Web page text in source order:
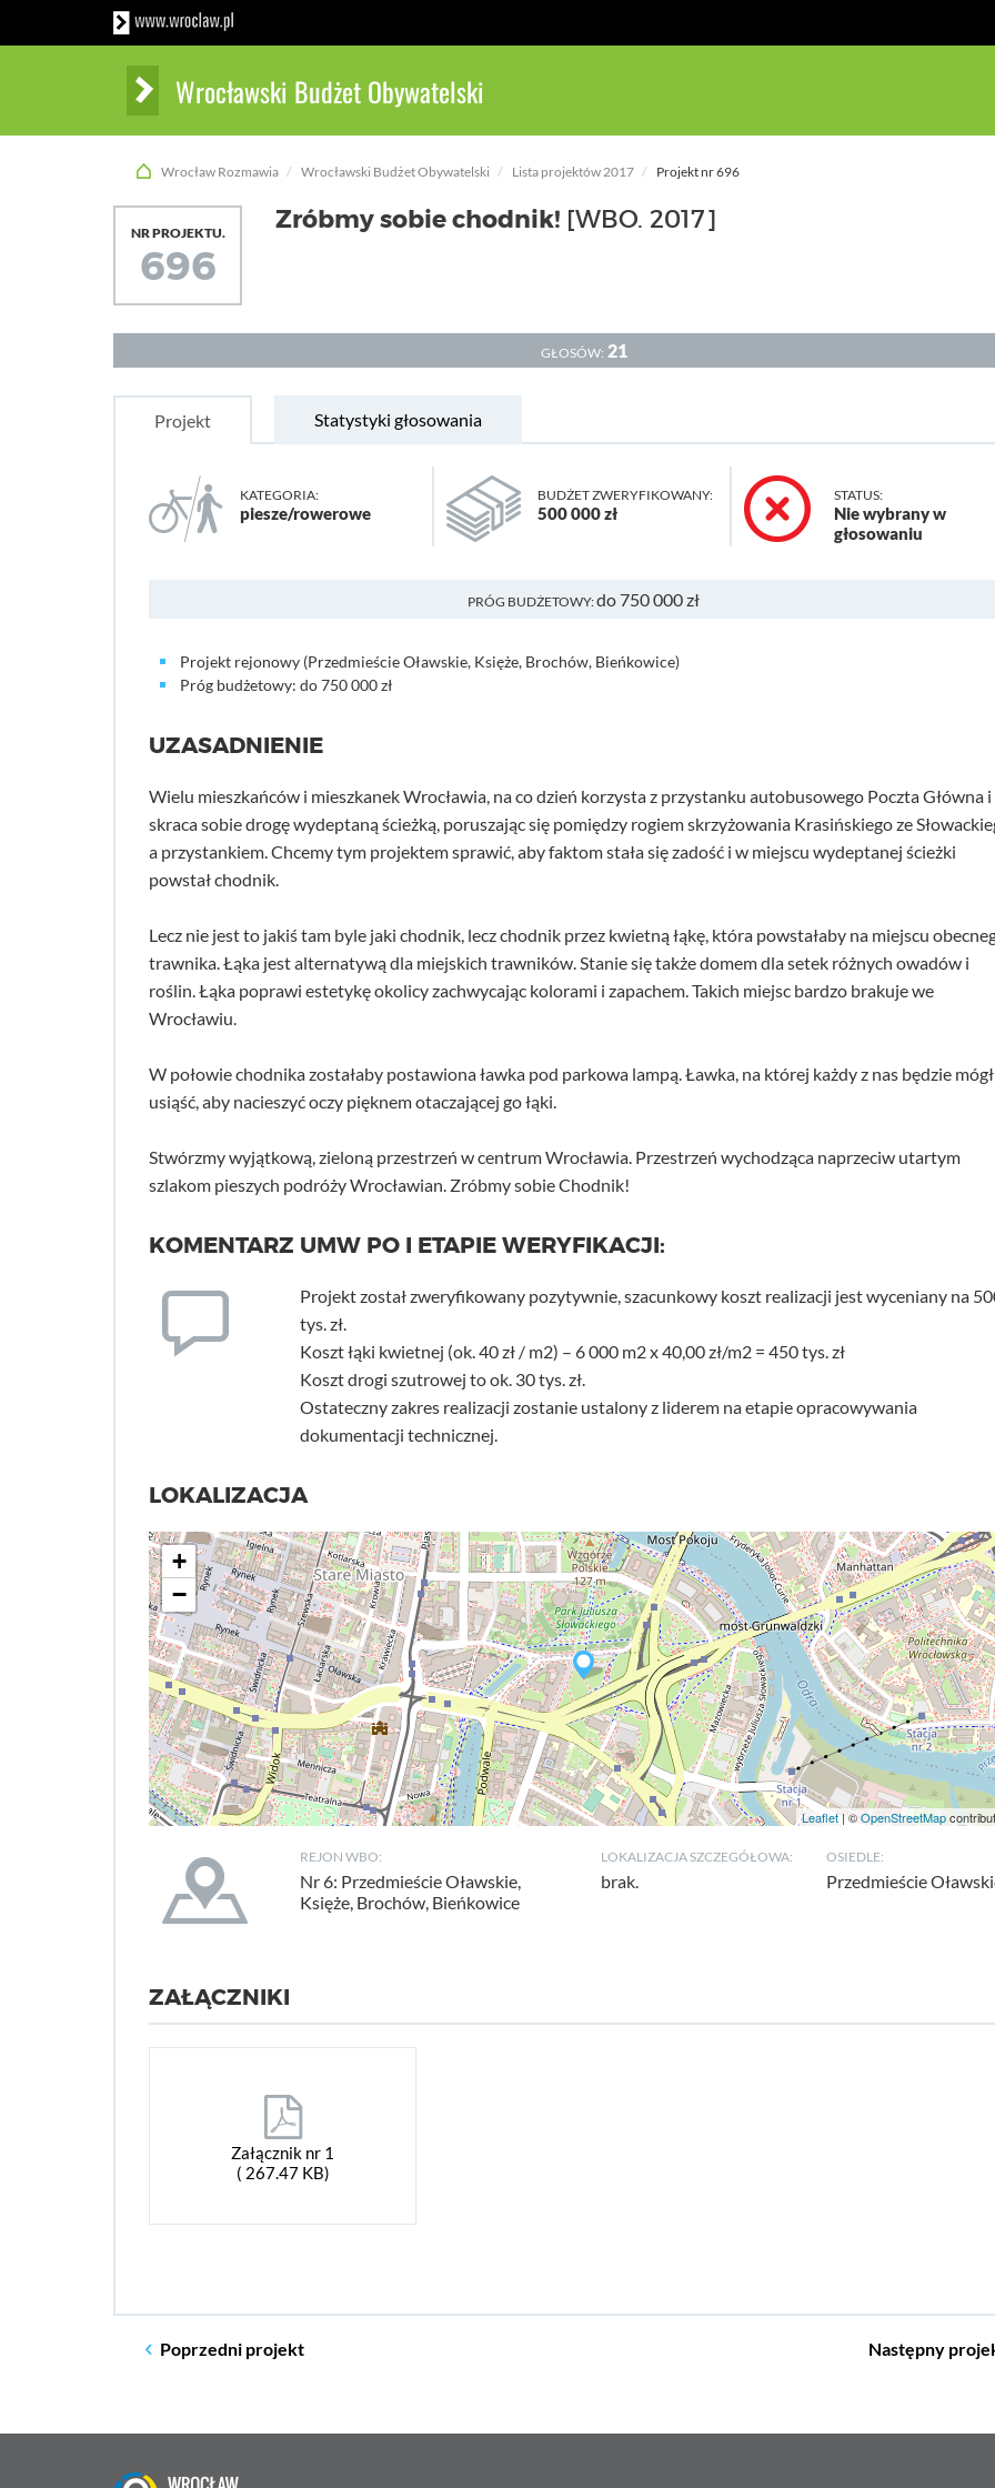
Wrocławski Budżet Obywatelski
Wrocław Rozmawia Wrocławski Budżet Obywatelski Lista projektów 2017 Projekt nr 696
NR PROJEKTU.
696
Zróbmy sobie chodnik! [WBO. 2017]
GŁOSÓW: 21
Projekt Statystyki głosowania
KATEGORIA:
piesze/rowerowe
BUDŻET ZWERYFIKOWANY:
500 000 zł
STATUS:
Nie wybrany w
głosowaniu
PRÓG BUDŻETOWY:do 750 000 zł
Projekt rejonowy (Przedmieście Oławskie, Księże, Brochów, Bieńkowice)
Próg budżetowy: do 750 000 zł
UZASADNIENIE
Wielu mieszkańców i mieszkanek Wrocławia, na co dzień korzysta z przystanku autobusowego Poczta Główna i
skraca sobie drogę wydeptaną ścieżką, poruszając się pomiędzy rogiem skrzyżowania Krasińskiego ze
a przystankiem. Chcemy tym projektem sprawić, aby faktom stała się zadość i w miejscu wydeptanej ścieżki
powstał chodnik.
Lecz nie jest to jakiś tam byle jaki chodnik, lecz chodnik przez kwietną łąkę, która powstałaby na miejscu
trawnika. Łąka jest alternatywą dla miejskich trawników. Stanie się także domem dla setek różnych owadów i
roślin. Łąka poprawi estetykę okolicy zachwycając kolorami i zapachem. Takich miejsc bardzo brakuje we
Wrocławiu.
W połowie chodnika zostałaby postawiona ławka pod parkowa lampą. Ławka, na której każdy z nas będzie mógł
usiąść, aby nacieszyć oczy pięknem otaczającej go łąki.
Stwórzmy wyjątkową, zieloną przestrzeń w centrum Wrocławia. Przestrzeń wychodząca naprzeciw utartym
szlakom pieszych podróży Wrocławian. Zróbmy sobie Chodnik!
KOMENTARZ UMW PO I ETAPIE WERYFIKACJI:
Projekt został zweryfikowany pozytywnie, szacunkowy koszt realizacji jest wyceniany na
tys. zł.
Koszt łąki kwietnej (ok. 40 zł / m2) – 6 000 m2 x 40,00 zł/m2 = 450 tys. zł
Koszt drogi szutrowej to ok. 30 tys. zł.
Ostateczny zakres realizacji zostanie ustalony z liderem na etapie opracowywania
dokumentacji technicznej.
LOKALIZACJA
+
−
Leaflet| ©OpenStreetMap
REJON WBO:
Nr 6: Przedmieście Oławskie,
Księże, Brochów, Bieńkowice
LOKALIZACJA SZCZEGÓŁOWA:
brak.
OSIEDLE:
Przedmieście
ZAŁĄCZNIKI
Załącznik nr 1
( 267.47 KB)
Poprzedni projekt Następny